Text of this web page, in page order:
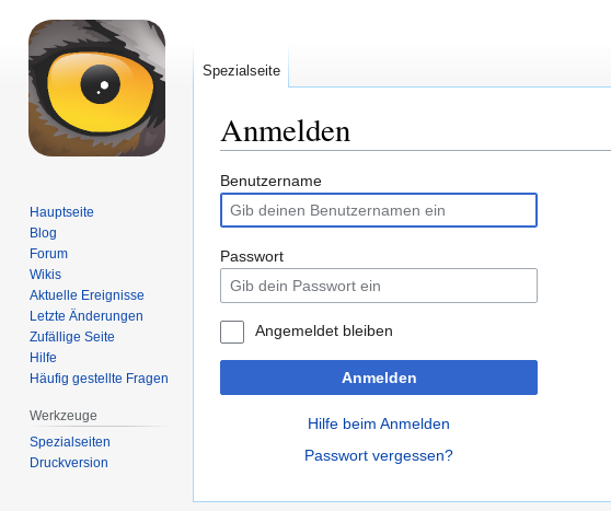
Anmelden
Zur
Navigation
springen
Zur
Suche
springen
Benutzername
Passwort
Angemeldet bleiben
Anmelden
Hilfe beim Anmelden
Passwort vergessen?
Spezialseite
Hauptseite
Blog
Forum
Wikis
Aktuelle Ereignisse
Letzte Änderungen
Zufällige Seite
Hilfe
Häufig gestellte Fragen
Werkzeuge
Spezialseiten
Druckversion